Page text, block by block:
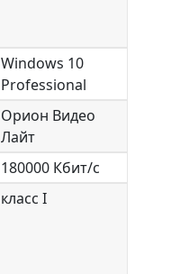
Windows 10
Professional
Орион Видео
Лайт
180000 Кбит/с
класс I